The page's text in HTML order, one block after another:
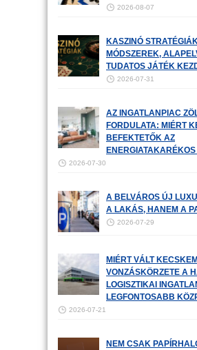
2026-08-07
KASZINÓ
MÓDSZEREK,
TUDATOS JÁTÉK
2026-07-31
AZ INGATLANPIAC
FORDULATA: MIÉRT
BEFEKTETŐK AZ
2026-07-30
A BELVÁROS ÚJ
A LAKÁS, HANEM A
2026-07-29
MIÉRT VÁLT
VONZÁSKÖRZETE A
LOGISZTIKAI
LEGFONTOSABB
2026-07-21
NEM CSAK